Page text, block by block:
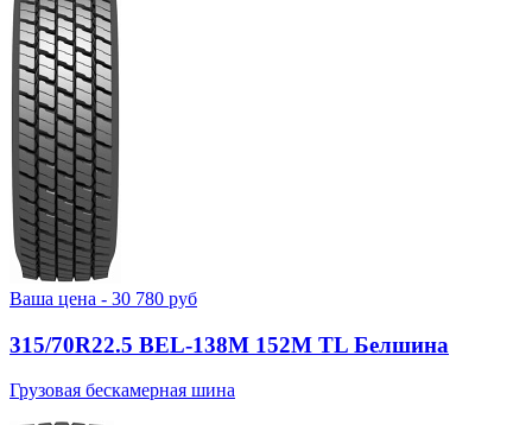
Ваша цена - 30 780 руб
315/70R22.5 BEL-138М 152M TL Белшина
Грузовая бескамерная шина